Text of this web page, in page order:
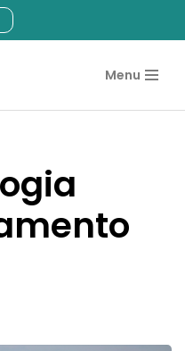
Menu